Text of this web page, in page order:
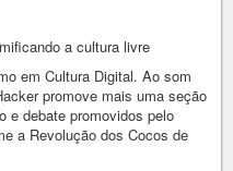
a cultura livre
em Cultura Digital. Ao som
promove mais uma seção
e debate promovidos pelo
a Revolução dos Cocos de